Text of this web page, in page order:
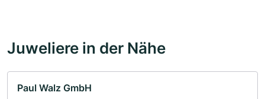
Juweliere in der Nähe
Paul Walz GmbH